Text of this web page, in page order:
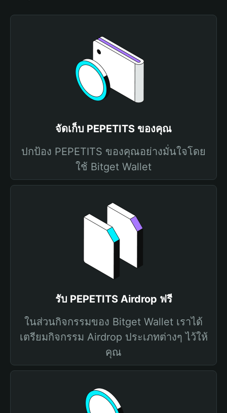
จัดเก็บ PEPETITS ของคุณ
ปกป้อง PEPETITS ของคุณอย่างมั่นใจโดย
ใช้ Bitget Wallet
รับ PEPETITS Airdrop ฟรี
ในส่วนกิจกรรมของ Bitget Wallet เราได้
เตรียมกิจกรรม Airdrop ประเภทต่างๆ ไว้ให้
คุณ